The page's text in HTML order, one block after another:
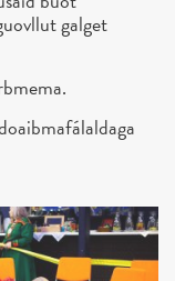
galget